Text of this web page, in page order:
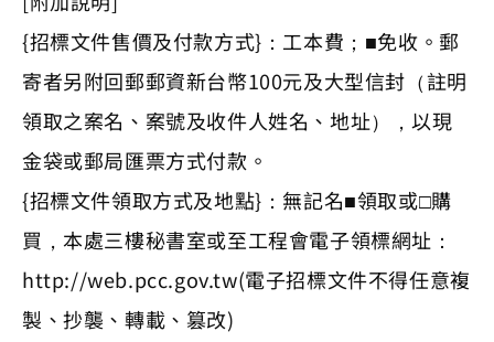
{招標文件售價及付款方式}：工本費；■免收。郵
寄者另附回郵郵資新台幣100元及大型信封（註明
領取之案名、案號及收件人姓名、地址），以現
金袋或郵局匯票方式付款。
{招標文件領取方式及地點}：無記名■領取或□購
買，本處三樓秘書室或至工程會電子領標網址：
http://web.pcc.gov.tw(電子招標文件不得任意複
製、抄襲、轉載、篡改)